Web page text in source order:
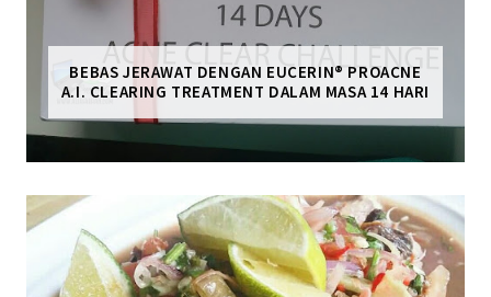
BEBAS JERAWAT DENGAN EUCERIN® PROACNE
A.I. CLEARING TREATMENT DALAM MASA 14 HARI